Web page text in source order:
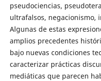
pseudociencias,
ultrafalsos, negacionismo,
Algunas de estas
amplios precedentes
bajo nuevas condiciones
caracterizar prácticas
mediáticas que parecen